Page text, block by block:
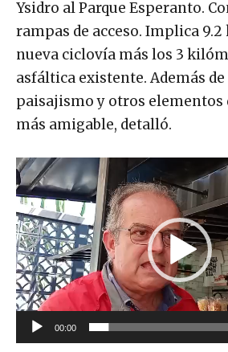
Ysidro al Parque Esperanto.
rampas de acceso. Implica
nueva ciclovía más los 3
asfáltica existente. Además
paisajismo y otros elementos
más amigable, detalló.
R
e
p
r
o
d
u
00:00